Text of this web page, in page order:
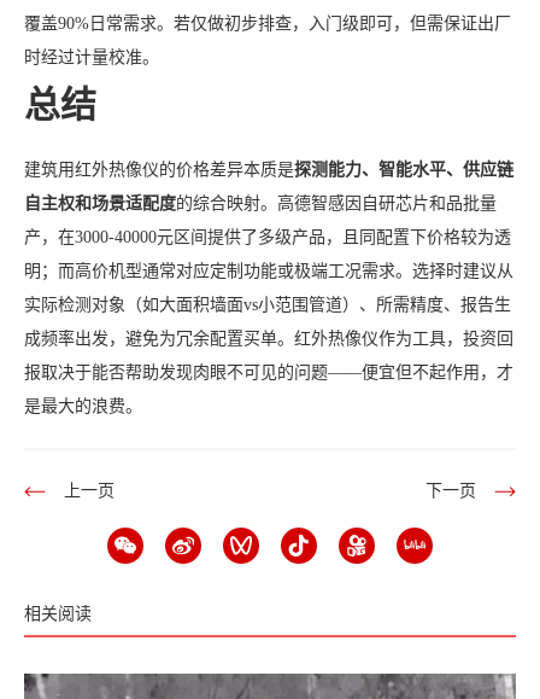
覆盖90%日常需求。若仅做初步排查，入门级即可，但需保证出厂
时经过计量校准。
总结
建筑用红外热像仪的价格差异本质是探测能力、智能水平、供应链
自主权和场景适配度的综合映射。高德智感因自研芯片和品批量
产，在3000-40000元区间提供了多级产品，且同配置下价格较为透
明；而高价机型通常对应定制功能或极端工况需求。选择时建议从
实际检测对象（如大面积墙面vs小范围管道）、所需精度、报告生
成频率出发，避免为冗余配置买单。红外热像仪作为工具，投资回
报取决于能否帮助发现肉眼不可见的问题——便宜但不起作用，才
是最大的浪费。
上一页 下一页
相关阅读